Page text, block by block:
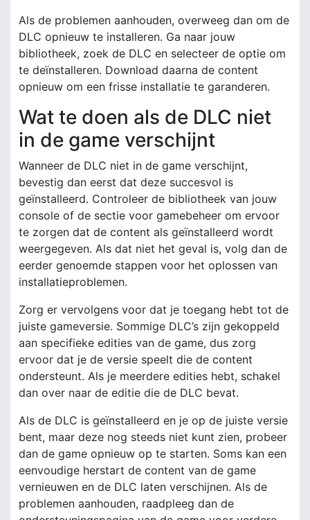
Als de problemen aanhouden, overweeg dan om de
DLC opnieuw te installeren. Ga naar jouw
bibliotheek, zoek de DLC en selecteer de optie om
te deïnstalleren. Download daarna de content
opnieuw om een frisse installatie te garanderen.
Wat te doen als de DLC niet
in de game verschijnt
Wanneer de DLC niet in de game verschijnt,
bevestig dan eerst dat deze succesvol is
geïnstalleerd. Controleer de bibliotheek van jouw
console of de sectie voor gamebeheer om ervoor
te zorgen dat de content als geïnstalleerd wordt
weergegeven. Als dat niet het geval is, volg dan de
eerder genoemde stappen voor het oplossen van
installatieproblemen.
Zorg er vervolgens voor dat je toegang hebt tot de
juiste gameversie. Sommige DLC’s zijn gekoppeld
aan specifieke edities van de game, dus zorg
ervoor dat je de versie speelt die de content
ondersteunt. Als je meerdere edities hebt, schakel
dan over naar de editie die de DLC bevat.
Als de DLC is geïnstalleerd en je op de juiste versie
bent, maar deze nog steeds niet kunt zien, probeer
dan de game opnieuw op te starten. Soms kan een
eenvoudige herstart de content van de game
vernieuwen en de DLC laten verschijnen. Als de
problemen aanhouden, raadpleeg dan de